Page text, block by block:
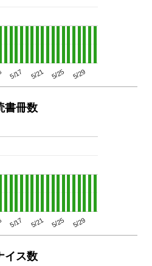
5/17 5/21 5/25 5/29
書冊数
5/17 5/21 5/25 5/29
イス数